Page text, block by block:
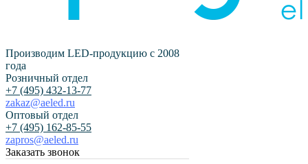
Производим LED-продукцию с 2008
года
Розничный отдел
+7 (495) 432-13-77
zakaz@aeled.ru
Оптовый отдел
+7 (495) 162-85-55
zapros@aeled.ru
Заказать звонок